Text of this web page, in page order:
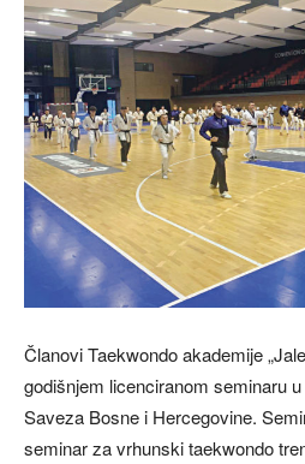
Članovi Taekwondo akademije
godišnjem licenciranom seminaru
Saveza Bosne i Hercegovine.
seminar za vrhunski taekwondo